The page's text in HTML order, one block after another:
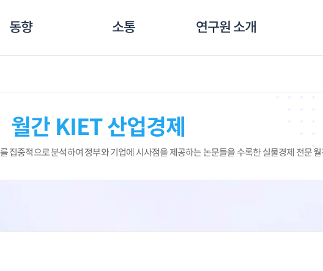
동향 소통 연구원 소개
월간 KIET 산업경제
집중적으로 분석하여 정부와 기업에 시사점을 제공하는 논문들을 수록한 실물경제 전문